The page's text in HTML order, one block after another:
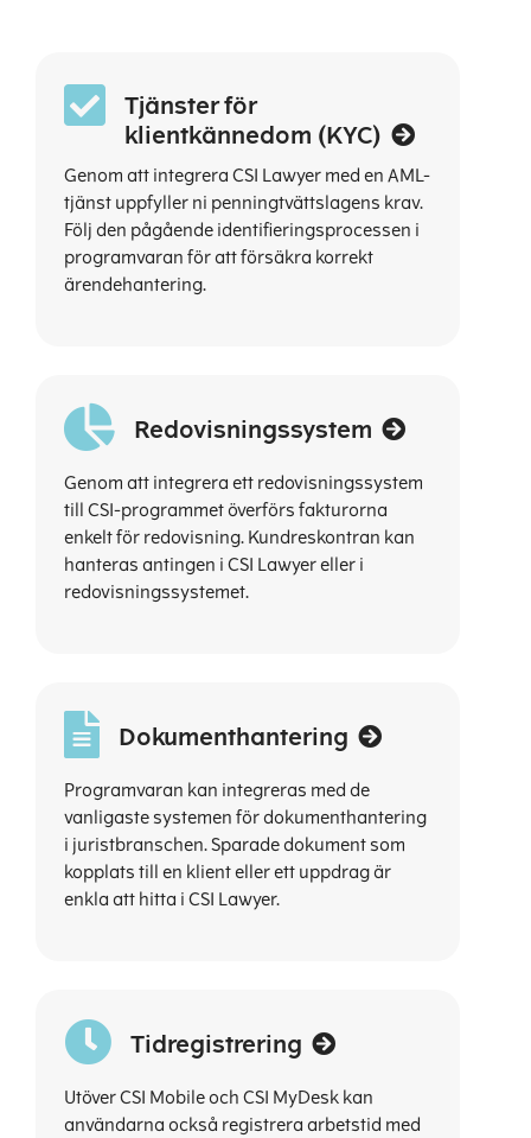
Tjänster för
klientkännedom (KYC)
Genom att integrera CSI Lawyer med en AML-
tjänst uppfyller ni penningtvättslagens krav.
Följ den pågående identifieringsprocessen i
programvaran för att försäkra korrekt
ärendehantering.
Redovisningssystem
Genom att integrera ett redovisningssystem
till CSI-programmet överförs fakturorna
enkelt för redovisning. Kundreskontran kan
hanteras antingen i CSI Lawyer eller i
redovisningssystemet.
Dokumenthantering
Programvaran kan integreras med de
vanligaste systemen för dokumenthantering
i juristbranschen. Sparade dokument som
kopplats till en klient eller ett uppdrag är
enkla att hitta i CSI Lawyer.
Tidregistrering
Utöver CSI Mobile och CSI MyDesk kan
användarna också registrera arbetstid med